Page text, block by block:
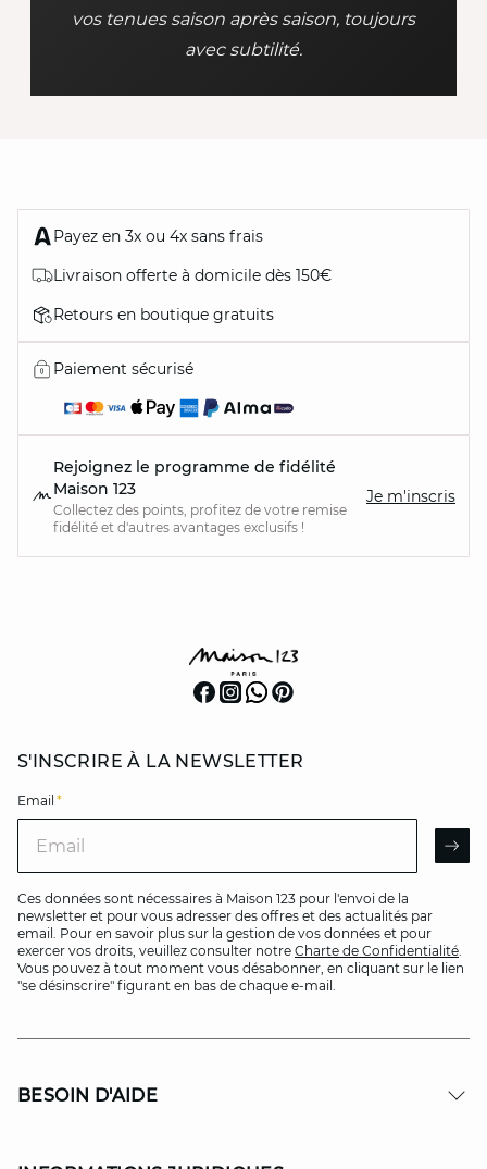
vos tenues saison après saison, toujours
avec subtilité.
Payez en 3x ou 4x sans frais
Livraison offerte à domicile dès 150€
Retours en boutique gratuits
Paiement sécurisé
Rejoignez le programme de fidélité
Maison 123
Collectez des points, profitez de votre remise
fidélité et d'autres avantages exclusifs !
Je m'inscris
S'INSCRIRE À LA NEWSLETTER
Email *
Ces données sont nécessaires à Maison 123 pour l'envoi de la
newsletter et pour vous adresser des offres et des actualités par
email. Pour en savoir plus sur la gestion de vos données et pour
exercer vos droits, veuillez consulter notre Charte de Confidentialité.
Vous pouvez à tout moment vous désabonner, en cliquant sur le lien
"se désinscrire" figurant en bas de chaque e-mail.
BESOIN D'AIDE